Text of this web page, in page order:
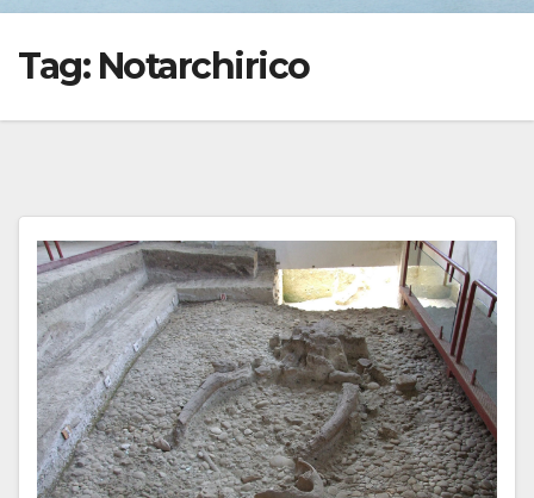
Tag: Notarchirico